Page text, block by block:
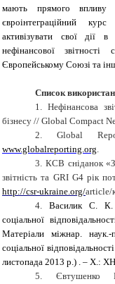
мають прямого впливу
євроінтеграційний
активізувати свої дії в
нефінансової
Європейському Союзі та
Список
1. Нефінансова
бізнесу // Global Compact
2.
Global
www.globalreporting.org.
3. КСВ сніданок
звітність та GRI G4рік
http://csr-ukraine.org/article/
4.
Василик С. К.
соціальної
Матеріали міжнар.
соціальної
листопада 2013 р.) . – Х.:
5.
Євтушенко